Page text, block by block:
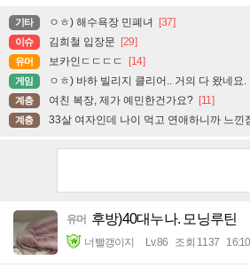
기타 ㅇㅎ) 해수욕장 민폐녀 [37]
이슈 김희철 입장문 [29]
유머 보카인ㄷㄷㄷㄷ [14]
게임 ㅇㅎ) 바하 빌리지 클리어.. 거의 다 왔네요.
계층 여친 복장, 제가 예민한건가요? [11]
계층 33살 여자인데 나이 먹고 연애하니까 느낀
유머 후방)40대누나. 모닝루틴
너빨갱이지 Lv.86 조회 1137 16:10